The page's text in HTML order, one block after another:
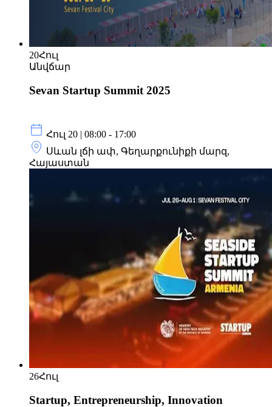
20Հուլ
Անվճար
Sevan Startup Summit 2025
Հուլ 20 | 08:00 - 17:00
Սևան լճի ափ, Գեղարքունիքի մարզ,
Հայաստան
26Հուլ
Startup, Entrepreneurship, Innovation